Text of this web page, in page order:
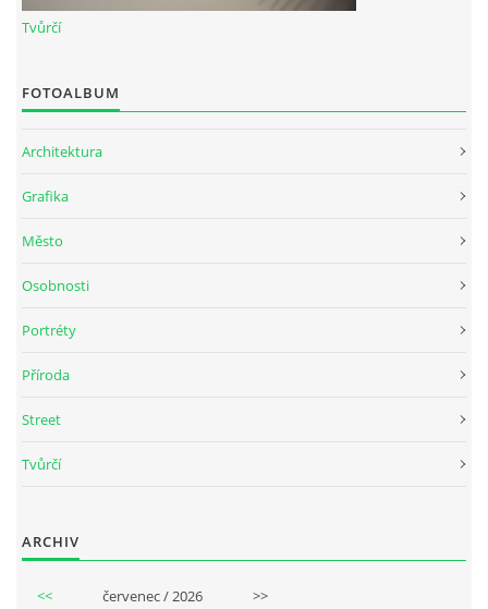
Tvůrčí
FOTOALBUM
Architektura
Grafika
Město
Osobnosti
Portréty
Příroda
Street
Tvůrčí
ARCHIV
<< červenec / 2026 >>